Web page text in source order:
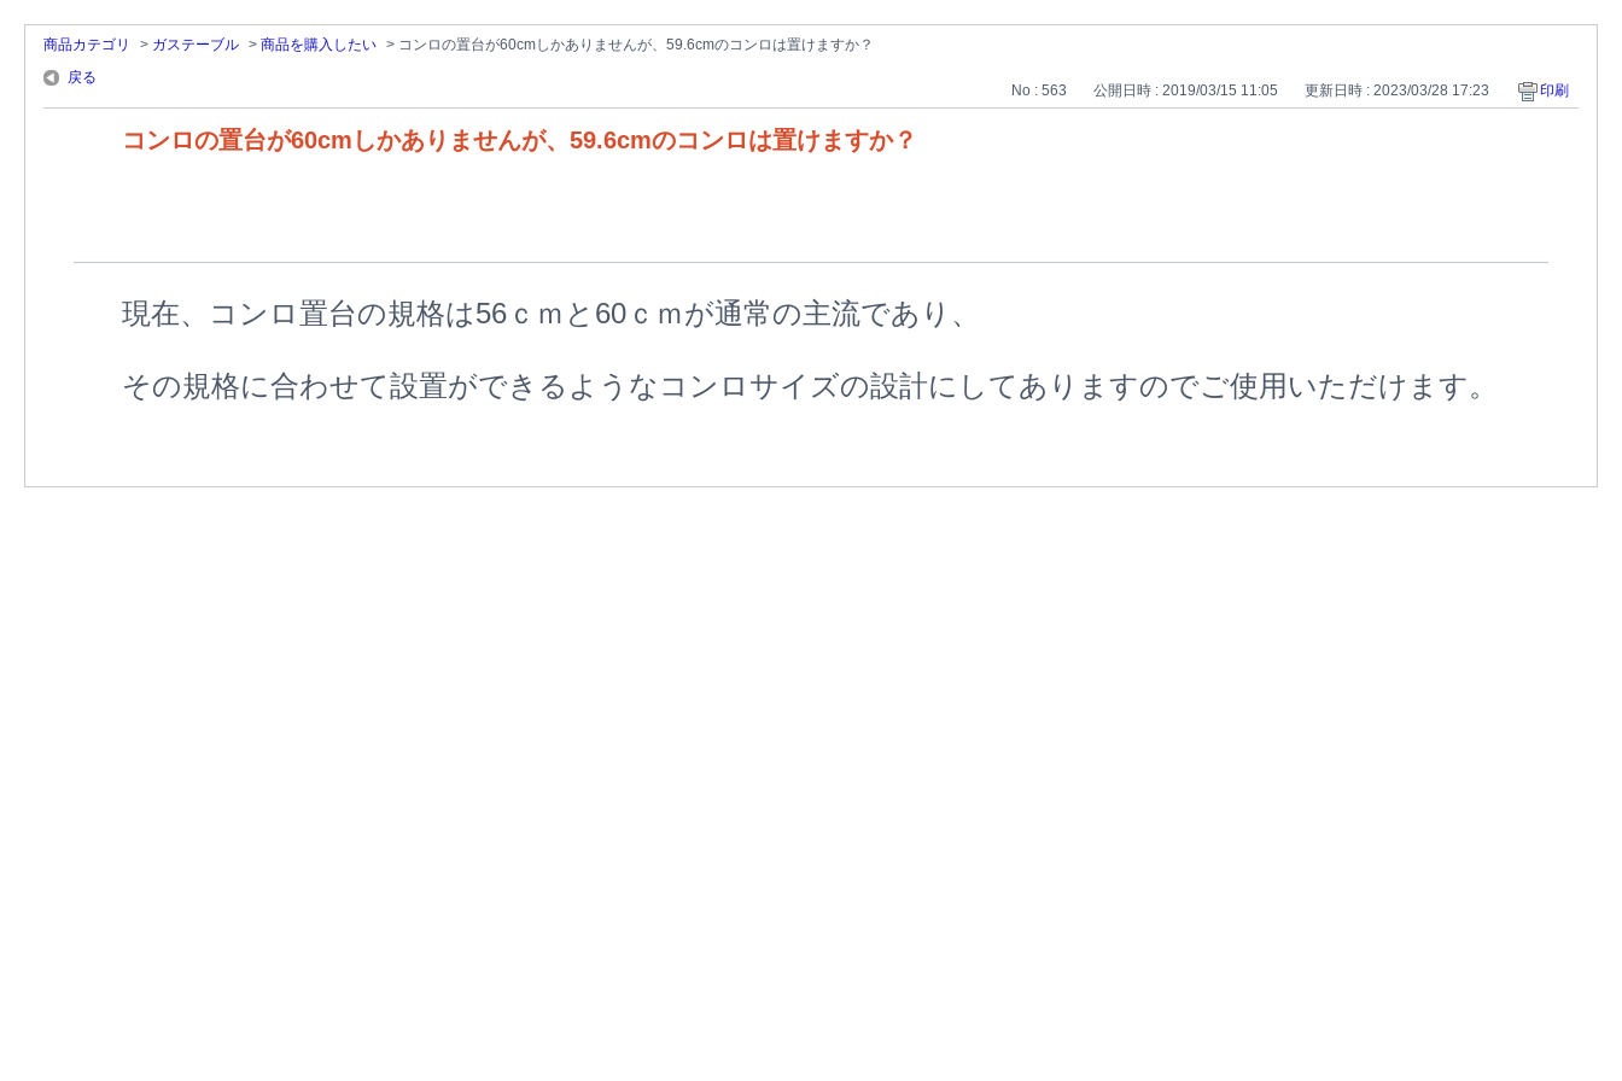
商品カテゴリ > ガステーブル > 商品を購入したい > コンロの置台が60cmしかありませんが、59.6cmのコンロは置けますか？
戻る
No : 563 公開日時 : 2019/03/15 11:05 更新日時 : 2023/03/28 17:23 印刷
コンロの置台が60cmしかありませんが、59.6cmのコンロは置けますか？
現在、コンロ置台の規格は56ｃｍと60ｃｍが通常の主流であり、
その規格に合わせて設置ができるようなコンロサイズの設計にしてありますのでご使用いただけます。